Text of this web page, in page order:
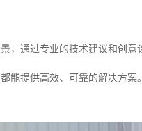
，通过专业的技术建议和创
能提供高效、可靠的解决方案